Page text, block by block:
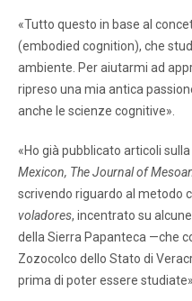
«Tutto questo in base al
(embodied cognition), che
ambiente. Per aiutarmi ad
ripreso una mia antica
anche le scienze cognitive».
«Ho già pubblicato articoli
Mexicon, The Journal of
scrivendo riguardo al metodo
voladores, incentrato su
della Sierra Papanteca —che
Zozocolco dello Stato di
prima di poter essere studiate».